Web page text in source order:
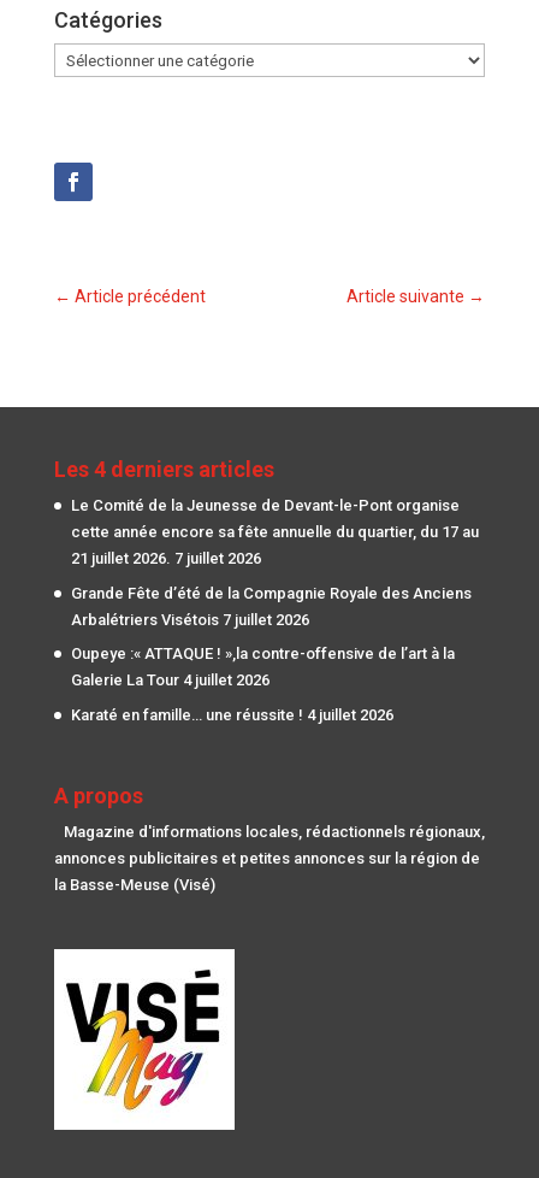
Catégories
Catégories
← Article précédent Article suivante →
Les 4 derniers articles
Le Comité de la Jeunesse de Devant-le-Pont organise
cette année encore sa fête annuelle du quartier, du 17 au
21 juillet 2026. 7 juillet 2026
Grande Fête d’été de la Compagnie Royale des Anciens
Arbalétriers Visétois 7 juillet 2026
Oupeye :« ATTAQUE ! »,la contre-offensive de l’art à la
Galerie La Tour 4 juillet 2026
Karaté en famille… une réussite ! 4 juillet 2026
A propos
Magazine d'informations locales, rédactionnels régionaux,
annonces publicitaires et petites annonces sur la région de
la Basse-Meuse (Visé)